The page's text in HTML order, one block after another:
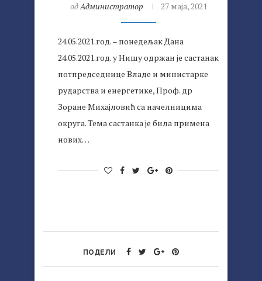
одАдминистратор 27 маја, 2021
24.05.2021.год. – понедељак Дана
24.05.2021.год. у Нишу одржан је састанак
потпредседнице Владе и министарке
рударства и енергетике, Проф. др
Зоране Михајловић са начелницима
округа. Тема састанка је била примена
нових…
ПОДЕЛИ